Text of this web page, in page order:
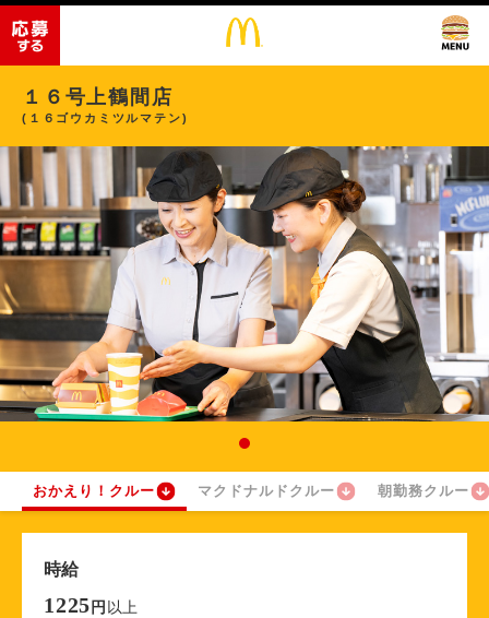
１６号上鶴間店
(１６ゴウカミツルマテン)
おかえり！クルー マクドナルドクルー 朝勤務クルー
時給
1225 円 以上